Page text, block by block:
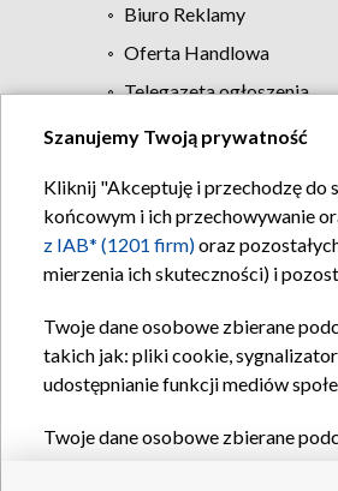
Biuro Reklamy
Oferta Handlowa
Telegazeta ogłoszenia
Szanujemy Twoją prywatność
Kliknij "Akceptuję i przechodzę do
końcowym i ich przechowywanie
z IAB* (1201 firm)oraz
mierzenia ich skuteczności) i
Twoje dane osobowe zbierane
takich jak: pliki cookie,
udostępnianie funkcji mediów
Twoje dane osobowe zbierane